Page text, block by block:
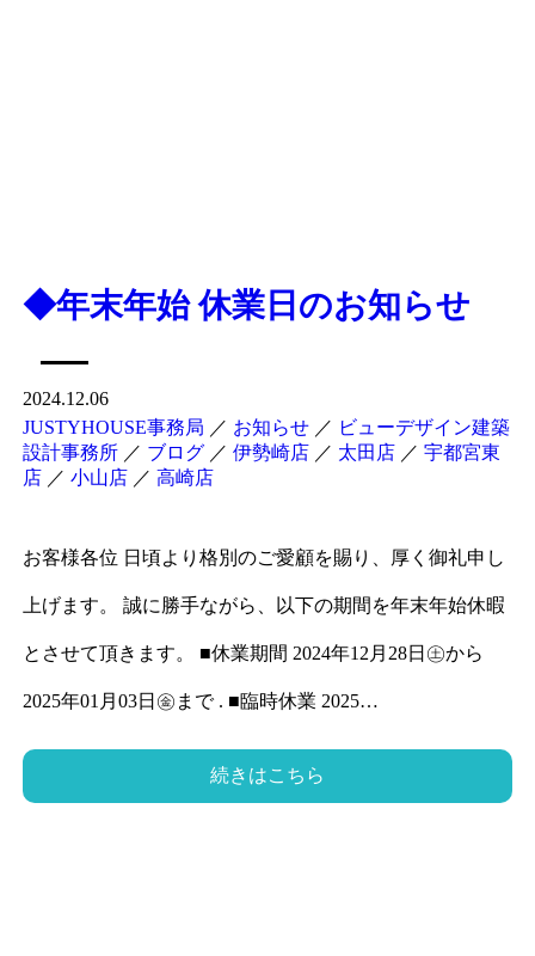
◆年末年始 休業日のお知らせ
2024.12.06
JUSTYHOUSE事務局 ／ お知らせ／ ビューデザイン建築
設計事務所／ ブログ／ 伊勢崎店／ 太田店／ 宇都宮東
店／ 小山店／ 高崎店
お客様各位 日頃より格別のご愛顧を賜り、厚く御礼申し
上げます。 誠に勝手ながら、以下の期間を年末年始休暇
とさせて頂きます。 ■休業期間 2024年12月28日㊏から
2025年01月03日㊎まで . ■臨時休業 2025…
続きはこちら